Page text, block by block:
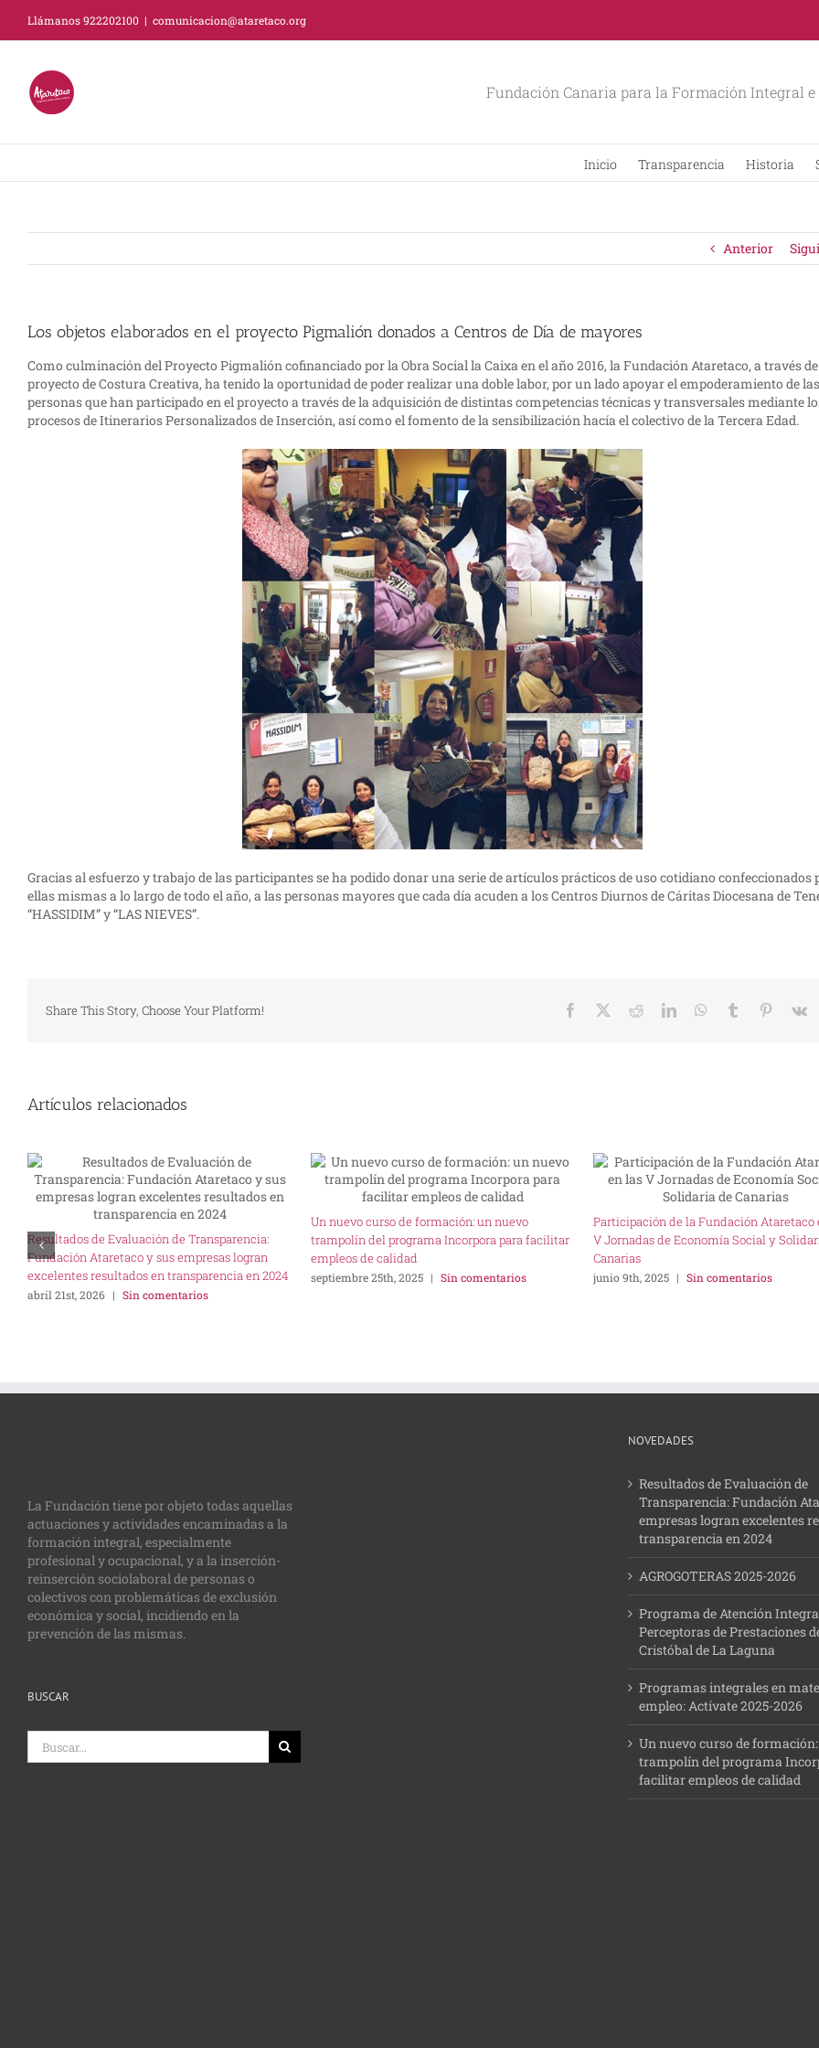
contenido
Llámanos 922202100 | comunicacion@ataretaco.org
Fundación Canaria para la Formación Integral
Inicio Transparencia Historia
Anterior
Los objetos elaborados en el proyecto Pigmalión donados a Centros de Día de mayores
Como culminación del Proyecto Pigmalión cofinanciado por la Obra Social la Caixa en el año 2016, la Fundación Ataretaco, a través
proyecto de Costura Creativa, ha tenido la oportunidad de poder realizar una doble labor, por un lado apoyar el empoderamiento de las
personas que han participado en el proyecto a través de la adquisición de distintas competencias técnicas y transversales mediante
procesos de Itinerarios Personalizados de Inserción, así como el fomento de la sensibilización hacía el colectivo de la Tercera Edad.
Gracias al esfuerzo y trabajo de las participantes se ha podido donar una serie de artículos prácticos de uso cotidiano confeccionados
ellas mismas a lo largo de todo el año, a las personas mayores que cada día acuden a los Centros Diurnos de Cáritas Diocesana de
“HASSIDIM” y “LAS NIEVES”.
Share This Story, Choose Your Platform! Facebook RedditLinkedInWhatsApp
Tumblr Pinterest
Vk
Artículos relacionados
Resultados de Evaluación de Transparencia:
Fundación Ataretaco y sus empresas logran
excelentes resultados en transparencia en 2024
abril 21st, 2026 | Sin comentarios
Un nuevo curso de formación: un nuevo
trampolín del programa Incorpora para facilitar
empleos de calidad
septiembre 25th, 2025 | Sin comentarios
Participación de la Fundación Ataretaco
V Jornadas de Economía Social y
Canarias
junio 9th, 2025 | Sin comentarios
La Fundación tiene por objeto todas aquellas
actuaciones y actividades encaminadas a la
formación integral, especialmente
profesional y ocupacional, y a la inserción-
reinserción sociolaboral de personas o
colectivos con problemáticas de exclusión
económica y social, incidiendo en la
prevención de las mismas.
BUSCAR
NOVEDADES
Resultados de Evaluación de
Transparencia: Fundación
empresas logran excelentes
transparencia en 2024
AGROGOTERAS 2025-2026
Programa de Atención
Perceptoras de Prestaciones
Cristóbal de La Laguna
Programas integrales en
empleo: Actívate 2025-2026
Un nuevo curso de
trampolín del programa
facilitar empleos de calidad